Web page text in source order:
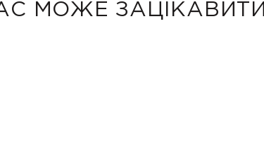
МОЖЕ ЗАЦІКАВИТИ